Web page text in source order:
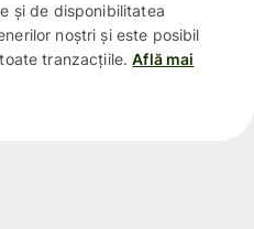
și de disponibilitatea
noștri și este posibil
tranzacțiile. Află mai